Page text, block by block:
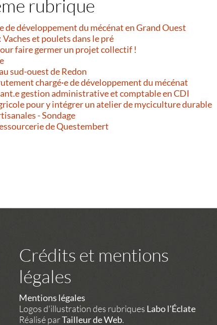
rubrique
de développement du mécénat en Grand Ouest
et poulets dans le pré
faire germer un projet collectif !
sud-ouest de Redon
chargé·e de développement du mécénat
gestion administrative et comptable en CDI
pour y intégrer un atelier de myciculture durable
- Sondage
de Questembert
Crédits et mentions
légales
Mentions légales
Logos d'illustration des rubriques Labo l'Éclate
Réalisé parTailleur de Web.